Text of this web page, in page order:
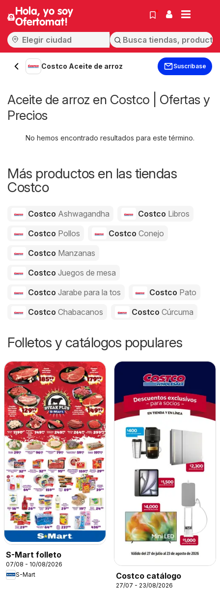
Hola, yo soy
Ofertomat!
Costco Aceite de arroz Suscríbase
Aceite de arroz en Costco | Ofertas y
Precios
No hemos encontrado resultados para este término.
Más productos en las tiendas
Costco
Costco Ashwagandha Costco Libros
Costco Pollos Costco Conejo
Costco Manzanas
Costco Juegos de mesa
Costco Jarabe para la tos Costco Pato
Costco Chabacanos Costco Cúrcuma
Folletos y catálogos populares
S-Mart folleto
07/08 - 10/08/2026
S-Mart
Costco catálogo
27/07 - 23/08/2026